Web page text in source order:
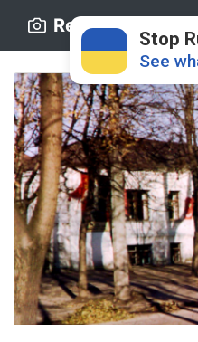
Retro.ck.ua
Stop
See
Donate
Support